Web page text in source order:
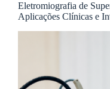
Eletromiografia de
Aplicações Clínicas e